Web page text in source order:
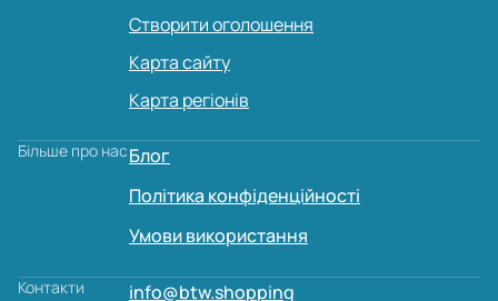
Створити оголошення
Карта сайту
Карта регіонів
Більше про насБлог
Політика конфіденційності
Умови використання
Контакти info@btw.shopping